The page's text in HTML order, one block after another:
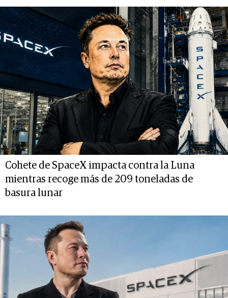
Cohete de SpaceX impacta contra la Luna
mientras recoge más de 209 toneladas de
basura lunar